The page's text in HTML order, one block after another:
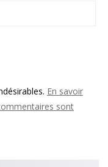
En savoir
sont